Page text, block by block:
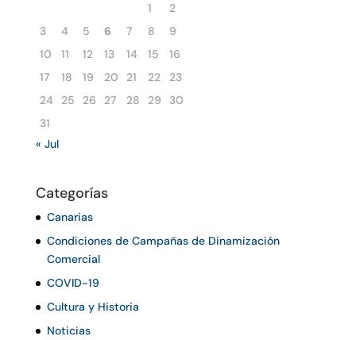
1
2
3
4 5 6 7 8
9
10
11 12 13 14 15
16
17
18 19 20 21 22
23
24
25 26 27 28 29
30
31
« Jul
Categorías
Canarias
Condiciones de Campañas de Dinamización
Comercial
COVID-19
Cultura y Historia
Noticias